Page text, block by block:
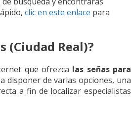
clic en este enlace para
(Ciudad Real)?
que ofrezca las señas para
disponer de varias opciones, una
a fin de localizar especialistas